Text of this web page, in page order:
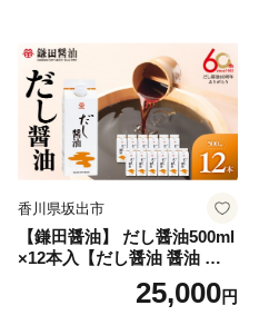
ティースマイル】
香川県坂出市
【鎌田醤油】 だし醤油500ml
×12本入【だし醤油 醤油 人気
おすすめ 人気だし醤油 出汁
25,000円